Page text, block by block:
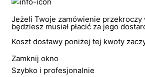
Jeżeli Twoje zamówienie przekroczy
będziesz musiał płacić za jego
Koszt dostawy poniżej tej kwoty
Zamknij okno
Szybko i profesjonalnie